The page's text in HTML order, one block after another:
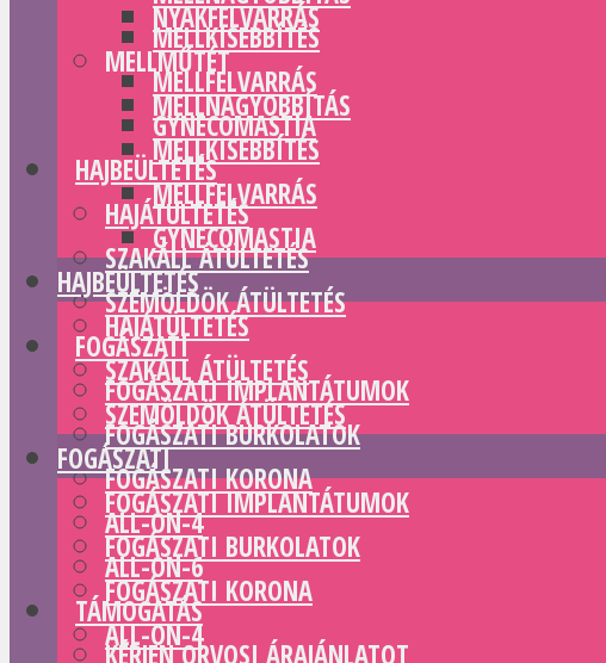
MELLKISEBBÍTÉS
MELLFELVARRÁS
GYNECOMASTIA
HAJBEÜLTETÉS
HAJÁTÜLTETÉS
SZAKÁLL ÁTÜLTETÉS
SZEMÖLDÖK ÁTÜLTETÉS
FOGÁSZATI
FOGÁSZATI IMPLANTÁTUMOK
FOGÁSZATI BURKOLATOK
FOGÁSZATI KORONA
ALL-ON-4
ALL-ON-6
TÁMOGATÁS
KÉRJEN ORVOSI ÁRAJÁNLATOT
NYAKFELVARRÁS
MELLMŰTÉT
MELLNAGYOBBÍTÁS
MELLKISEBBÍTÉS
MELLFELVARRÁS
GYNECOMASTIA
HAJBEÜLTETÉS
HAJÁTÜLTETÉS
SZAKÁLL ÁTÜLTETÉS
SZEMÖLDÖK ÁTÜLTETÉS
FOGÁSZATI
FOGÁSZATI IMPLANTÁTUMOK
FOGÁSZATI BURKOLATOK
FOGÁSZATI KORONA
ALL-ON-4